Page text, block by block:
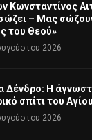
Κωνσταντίνος
– Μας
του Θεού»
2026
Δένδρο: Η
σπίτι του
2026